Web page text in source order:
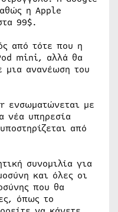
η Apple
99$.
από τότε που η
mini, αλλά θα
μια ανανέωση του
ενσωματώνεται με
νέα υπηρεσία
από
συνομιλία για
και όλες οι
που θα
όπως το